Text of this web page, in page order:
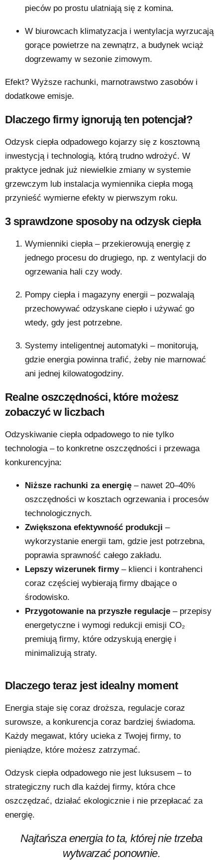
pieców po prostu ulatniają się z komina.
W biurowcach klimatyzacja i wentylacja wyrzucają
gorące powietrze na zewnątrz, a budynek wciąż
dogrzewamy w sezonie zimowym.
Efekt? Wyższe rachunki, marnotrawstwo zasobów i
dodatkowe emisje.
Dlaczego firmy ignorują ten potencjał?
Odzysk ciepła odpadowego kojarzy się z kosztowną
inwestycją i technologią, którą trudno wdrożyć. W
praktyce jednak już niewielkie zmiany w systemie
grzewczym lub instalacja wymiennika ciepła mogą
przynieść wymierne efekty w pierwszym roku.
3 sprawdzone sposoby na odzysk ciepła
Wymienniki ciepła – przekierowują energię z
jednego procesu do drugiego, np. z wentylacji do
ogrzewania hali czy wody.
Pompy ciepła i magazyny energii – pozwalają
przechowywać odzyskane ciepło i używać go
wtedy, gdy jest potrzebne.
Systemy inteligentnej automatyki – monitorują,
gdzie energia powinna trafić, żeby nie marnować
ani jednej kilowatogodziny.
Realne oszczędności, które możesz
zobaczyć w liczbach
Odzyskiwanie ciepła odpadowego to nie tylko
technologia – to konkretne oszczędności i przewaga
konkurencyjna:
Niższe rachunki za energię – nawet 20–40%
oszczędności w kosztach ogrzewania i procesów
technologicznych.
Zwiększona efektywność produkcji –
wykorzystanie energii tam, gdzie jest potrzebna,
poprawia sprawność całego zakładu.
Lepszy wizerunek firmy– klienci i kontrahenci
coraz częściej wybierają firmy dbające o
środowisko.
Przygotowanie na przyszłe regulacje – przepisy
energetyczne i wymogi redukcji emisji CO₂
premiują firmy, które odzyskują energię i
minimalizują straty.
Dlaczego teraz jest idealny moment
Energia staje się coraz droższa, regulacje coraz
surowsze, a konkurencja coraz bardziej świadoma.
Każdy megawat, który ucieka z Twojej firmy, to
pieniądze, które możesz zatrzymać.
Odzysk ciepła odpadowego nie jest luksusem – to
strategiczny ruch dla każdej firmy, która chce
oszczędzać, działać ekologicznie i nie przepłacać za
energię.
Najtańsza energia to ta, której nie trzeba
wytwarzać ponownie.